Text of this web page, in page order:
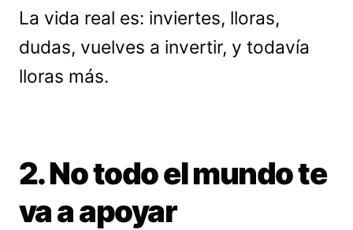
La vida real es: inviertes, lloras,
dudas, vuelves a invertir, y todavía
lloras más.
2. No todo el mundo te
va a apoyar